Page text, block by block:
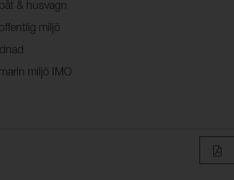
& husvagn
miljö
miljö IMO